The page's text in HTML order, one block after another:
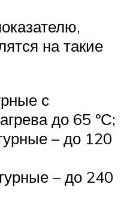
на такие
с
до 65 ºС;
– до 120
– до 240